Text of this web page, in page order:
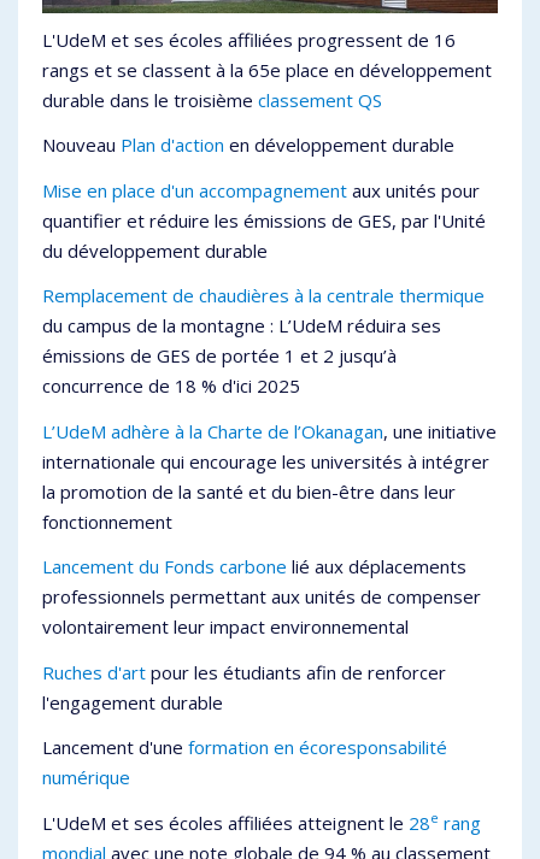
L'UdeM et ses écoles affiliées progressent de 16
rangs et se classent à la 65e place en développement
durable dans le troisième classement QS
Nouveau Plan d'action en développement durable
Mise en place d'un accompagnement aux unités pour
quantifier et réduire les émissions de GES, par l'Unité
du développement durable
Remplacement de chaudières à la centrale thermique
du campus de la montagne : L’UdeM réduira ses
émissions de GES de portée 1 et 2 jusqu’à
concurrence de 18 % d'ici 2025
L’UdeM adhère à la Charte de l’Okanagan, une initiative
internationale qui encourage les universités à intégrer
la promotion de la santé et du bien-être dans leur
fonctionnement
Lancement du Fonds carbone lié aux déplacements
professionnels permettant aux unités de compenser
volontairement leur impact environnemental
Ruches d'art pour les étudiants afin de renforcer
l'engagement durable
Lancement d'une formation en écoresponsabilité
numérique
L'UdeM et ses écoles affiliées atteignent le 28e rang
mondial avec une note globale de 94 % au classement